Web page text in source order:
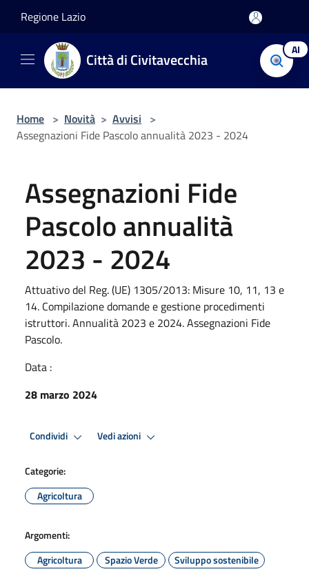
Regione Lazio
Città di Civitavecchia AI
Home > Novità > Avvisi >
Assegnazioni Fide Pascolo annualità 2023 - 2024
Assegnazioni Fide
Pascolo annualità
2023 - 2024
Attuativo del Reg. (UE) 1305/2013: Misure 10, 11, 13 e
14. Compilazione domande e gestione procedimenti
istruttori. Annualità 2023 e 2024. Assegnazioni Fide
Pascolo.
Data :
28 marzo 2024
Condividi Vedi azioni
Categorie:
Agricoltura
Argomenti:
Agricoltura
Spazio Verde
Sviluppo sostenibile